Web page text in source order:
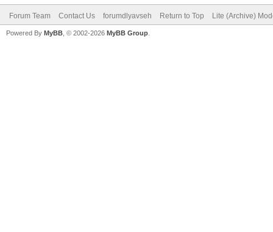
Forum Team Contact Us forumdlyavseh Return to Top Lite (Archive)
Powered By MyBB , © 2002-2026 MyBB Group